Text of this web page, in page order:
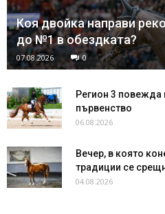
Коя двойка направи
до №1 в обездката?
07.08.2026 0
Регион 3 повежда
първенство
06.08.2026
Вечер, в която
традиции се
04.08.2026